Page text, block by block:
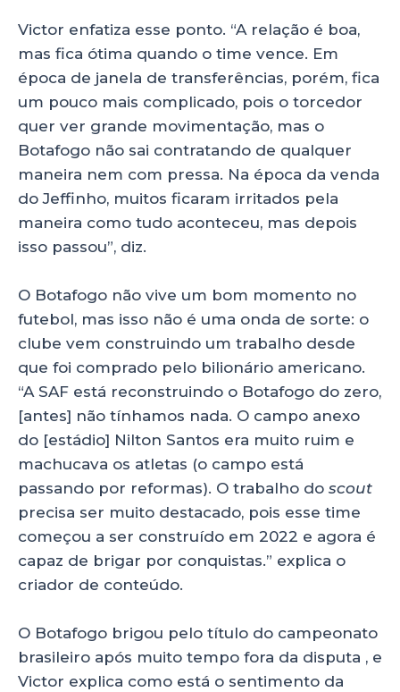
Victor enfatiza esse ponto. “A relação é boa,
mas fica ótima quando o time vence. Em
época de janela de transferências, porém, fica
um pouco mais complicado, pois o torcedor
quer ver grande movimentação, mas o
Botafogo não sai contratando de qualquer
maneira nem com pressa. Na época da venda
do Jeffinho, muitos ficaram irritados pela
maneira como tudo aconteceu, mas depois
isso passou”, diz.
O Botafogo não vive um bom momento no
futebol, mas isso não é uma onda de sorte: o
clube vem construindo um trabalho desde
que foi comprado pelo bilionário americano.
“A SAF está reconstruindo o Botafogo do zero,
[antes] não tínhamos nada. O campo anexo
do [estádio] Nilton Santos era muito ruim e
machucava os atletas (o campo está
passando por reformas). O trabalho do scout
precisa ser muito destacado, pois esse time
começou a ser construído em 2022 e agora é
capaz de brigar por conquistas.” explica o
criador de conteúdo.
O Botafogo brigou pelo título do campeonato
brasileiro após muito tempo fora da disputa , e
Victor explica como está o sentimento da